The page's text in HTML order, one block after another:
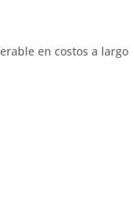
en costos a largo